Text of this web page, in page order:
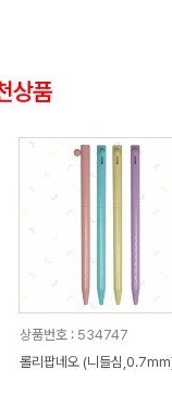
상품
상품번호 : 534747
롤리팝네오 (니들심